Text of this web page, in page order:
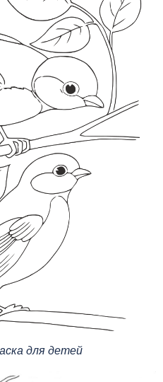
для детей